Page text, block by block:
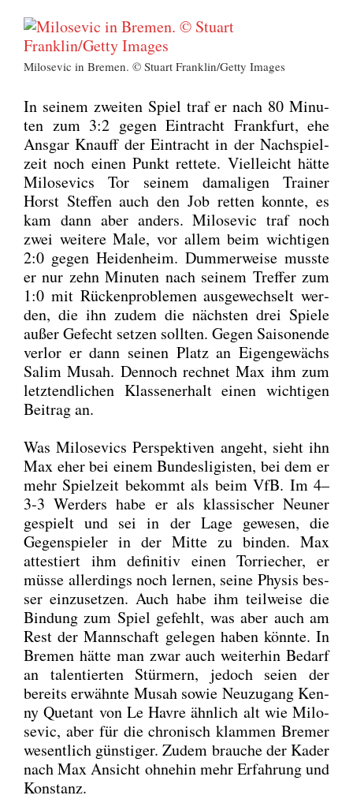
Milo­se­vic in Bre­men. © Stuart Franklin/Getty Images
In sei­nem zwei­ten Spiel traf er nach 80 Minu­
ten zum 3:2 gegen Ein­tracht Frank­furt, ehe
Ans­gar Knauff der Ein­tracht in der Nach­spiel­
zeit noch einen Punkt ret­te­te. Viel­leicht hät­te
Milo­se­vics Tor sei­nem dama­li­gen Trai­ner
Horst Stef­fen auch den Job ret­ten konn­te, es
kam dann aber anders. Milo­se­vic traf noch
zwei wei­te­re Male, vor allem beim wich­ti­gen
2:0 gegen Hei­den­heim. Dum­mer­wei­se muss­te
er nur zehn Minu­ten nach sei­nem Tref­fer zum
1:0 mit Rücken­pro­ble­men aus­ge­wech­selt wer­
den, die ihn zudem die nächs­ten drei Spie­le
außer Gefecht set­zen soll­ten. Gegen Sai­son­ende
ver­lor er dann sei­nen Platz an Eigen­ge­wächs
Salim Mus­ah. Den­noch rech­net Max ihm zum
letzt­end­li­chen Klas­sen­er­halt einen wich­ti­gen
Bei­trag an.
Was Milo­se­vics Per­spek­ti­ven angeht, sieht ihn
Max eher bei einem Bun­des­li­gis­ten, bei dem er
mehr Spiel­zeit bekommt als beim VfB. Im 4–
3‑3 Wer­ders habe er als klas­si­scher Neu­ner
gespielt und sei in der Lage gewe­sen, die
Gegen­spie­ler in der Mit­te zu bin­den. Max
attes­tiert ihm defi­ni­tiv einen Tor­rie­cher, er
müs­se aller­dings noch ler­nen, sei­ne Phy­sis bes­
ser ein­zu­set­zen. Auch habe ihm teil­wei­se die
Bin­dung zum Spiel gefehlt, was aber auch am
Rest der Mann­schaft gele­gen haben könn­te. In
Bre­men hät­te man zwar auch wei­ter­hin Bedarf
an talen­tier­ten Stür­mern, jedoch sei­en der
bereits erwähn­te Mus­ah sowie Neu­zu­gang Ken­
ny Que­tant von Le Hav­re ähn­lich alt wie Milo­
se­vic, aber für die chro­nisch klam­men Bre­mer
wesent­lich güns­ti­ger. Zudem brau­che der Kader
nach Max Ansicht ohne­hin mehr Erfah­rung und
Kon­stanz.